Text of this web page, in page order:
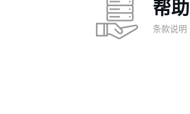
帮
条款说明